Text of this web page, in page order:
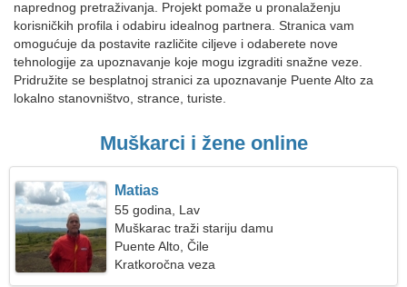
naprednog pretraživanja. Projekt pomaže u pronalaženju
korisničkih profila i odabiru idealnog partnera. Stranica vam
omogućuje da postavite različite ciljeve i odaberete nove
tehnologije za upoznavanje koje mogu izgraditi snažne veze.
Pridružite se besplatnoj stranici za upoznavanje Puente Alto za
lokalno stanovništvo, strance, turiste.
Muškarci i žene online
Matias
55 godina, Lav
Muškarac traži stariju damu
Puente Alto, Čile
Kratkoročna veza